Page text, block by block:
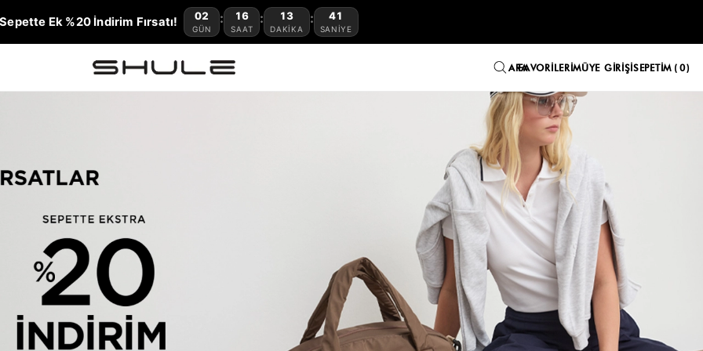
TL ve Üzeri Ücretsiz Kargo! 02
GÜN
16
SAAT
13
DAKIKA
35
SANIYE
FAVORILERIMÜYE GIRIŞISEPETIM 0